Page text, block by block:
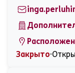
Воскресенье
Закрыто⋅